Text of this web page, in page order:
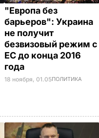
"Европа без
барьеров": Украина
не получит
безвизовый режим с
ЕС до конца 2016
года
18 ноября, 01.05ПОЛИТИКА